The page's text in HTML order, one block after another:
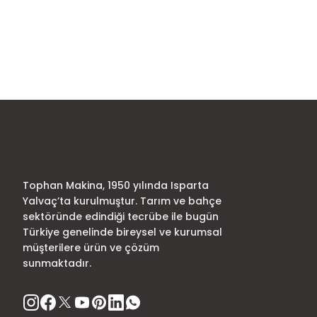
Ürün bilgilerinde hatalar bulunuyor.
Tophan Makina, 1950 yılında Isparta
Yalvaç’ta kurulmuştur. Tarım ve bahçe
sektöründe edindiği tecrübe ile bugün
Türkiye genelinde bireysel ve kurumsal
müşterilere ürün ve çözüm
sunmaktadır.